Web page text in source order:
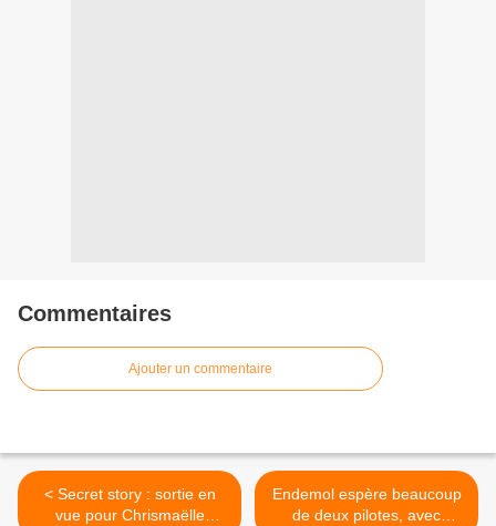
Commentaires
Ajouter un commentaire
< Secret story : sortie en
vue pour Chrismaëlle
Endemol espère beaucoup
de deux pilotes, avec